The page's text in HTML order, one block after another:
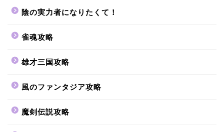
陰の実力者になりたくて！
雀魂攻略
雄才三国攻略
風のファンタジア攻略
魔剣伝説攻略